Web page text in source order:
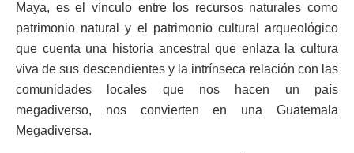
Maya, es el vínculo entre los recursos naturales como
patrimonio natural y el patrimonio cultural arqueológico
que cuenta una historia ancestral que enlaza la cultura
viva de sus descendientes y la intrínseca relación con las
comunidades locales que nos hacen un país
megadiverso, nos convierten en una Guatemala
Megadiversa.